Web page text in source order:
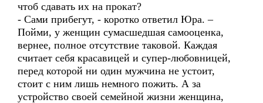
чтоб сдавать их на прокат?
- Сами прибегут, - коротко ответил Юра. –
Пойми, у женщин сумасшедшая самооценка,
вернее, полное отсутствие таковой. Каждая
считает себя красавицей и супер-любовницей,
перед которой ни один мужчина не устоит,
стоит с ним лишь немного пожить. А за
устройство своей семейной жизни женщина,